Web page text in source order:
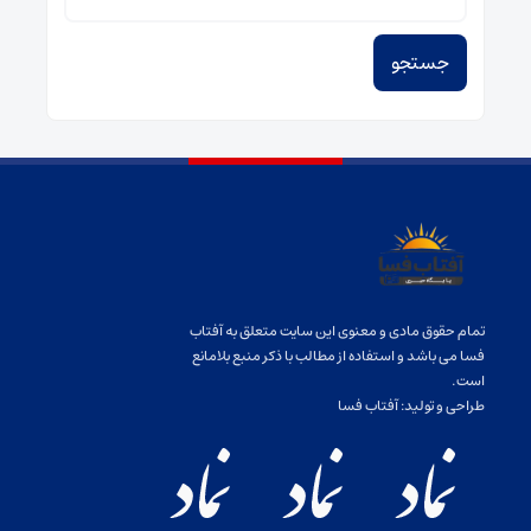
تمام حقوق مادی و معنوی این سایت متعلق به آفتاب
فسا می باشد و استفاده از مطالب با ذکر منبع بلامانع
است.
طراحی و تولید:آفتاب فسا